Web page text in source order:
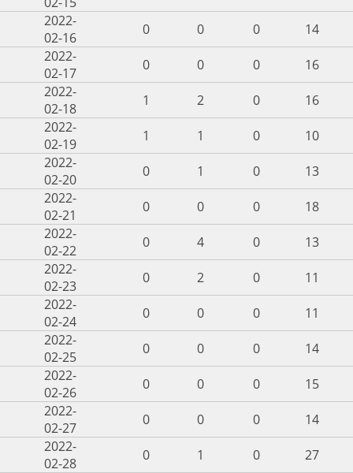
2022-
02-16
0 0 0
14
2022-
02-17
0 0 0
16
2022-
02-18
1 2 0
16
2022-
02-19
1 1 0
10
2022-
02-20
0 1 0
13
2022-
02-21
0 0 0
18
2022-
02-22
0 4 0
13
2022-
02-23
0 2 0
11
2022-
02-24
0 0 0
11
2022-
02-25
0 0 0
14
2022-
02-26
0 0 0
15
2022-
02-27
0 0 0
14
2022-
02-28
0 1 0 27